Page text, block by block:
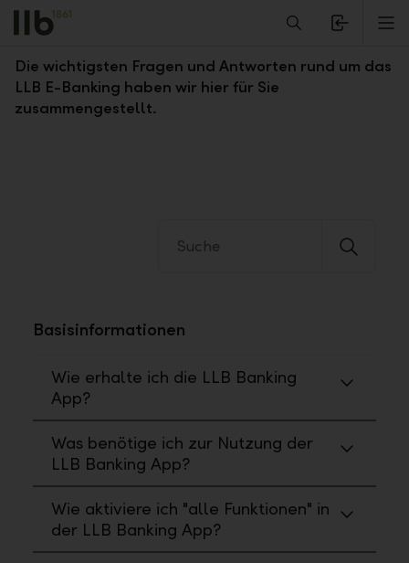
Alerts.Headline
Fragen und Antworten zum LLB E-Banking
Die wichtigsten Fragen und Antworten rund um das
LLB E-Banking haben wir hier für Sie
zusammengestellt.
Basisinformationen
Wie erhalte ich die LLB Banking
App?
Was benötige ich zur Nutzung der
LLB Banking App?
Wie aktiviere ich "alle Funktionen" in
der LLB Banking App?